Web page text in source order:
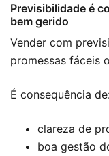
Previsibilidade é
bem gerido
Vender com
promessas fáceis
É consequência
clareza de
boa gestão